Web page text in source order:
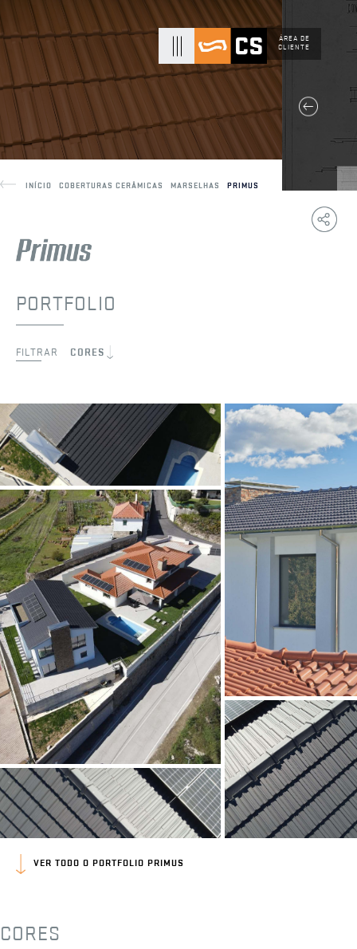
ÁREA DE
CLIENTE
INÍCIO COBERTURAS CERÂMICAS MARSELHAS PRIMUS
Copy
Link
PORTFOLIO
FILTRAR CORES
VER TODO O PORTFOLIO PRIMUS
CORES